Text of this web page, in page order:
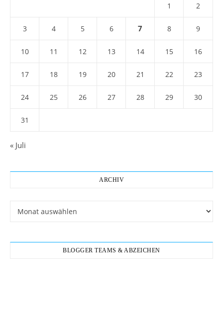
1 2
3 4 5 6 7 8 9
10 11 12 13 14 15 16
17 18 19 20 21 22 23
24 25 26 27 28 29 30
31
« Juli
ARCHIV
BLOGGER TEAMS & ABZEICHEN